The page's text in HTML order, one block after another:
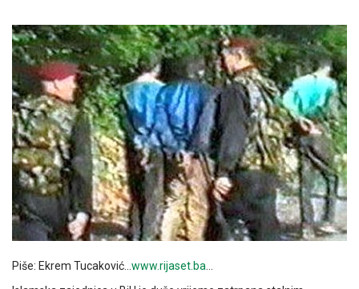
Piše: Ekrem Tucaković…www.rijaset.ba…